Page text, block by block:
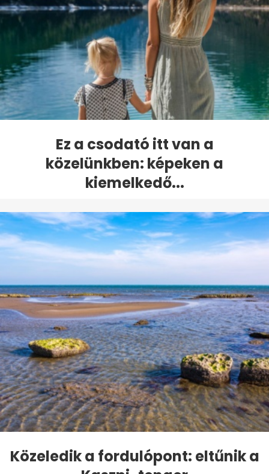
Ez a csodató itt van a
közelünkben: képeken a
kiemelkedő...
Közeledik a fordulópont: eltűnik a